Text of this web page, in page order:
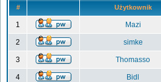
# Użytkownik
1 Mazi
2 simke
3 Thomasso
4 Bidl